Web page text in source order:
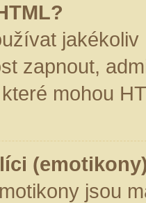
zapnout,
mohou
jsou